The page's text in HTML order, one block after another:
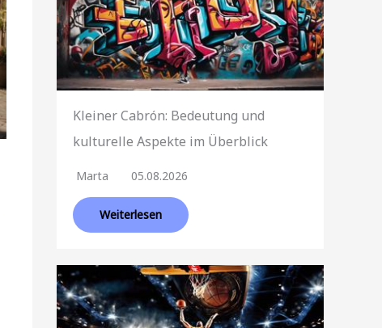
Kleiner Cabrón: Bedeutung und
kulturelle Aspekte im Überblick
Marta 05.08.2026
Weiterlesen